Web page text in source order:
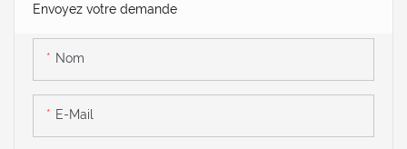
Envoyez votre demande
Nom
E-Mail